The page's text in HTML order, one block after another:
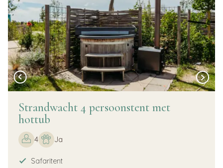
Strandwacht 4 persoonstent met
hottub
4 Ja
Safaritent